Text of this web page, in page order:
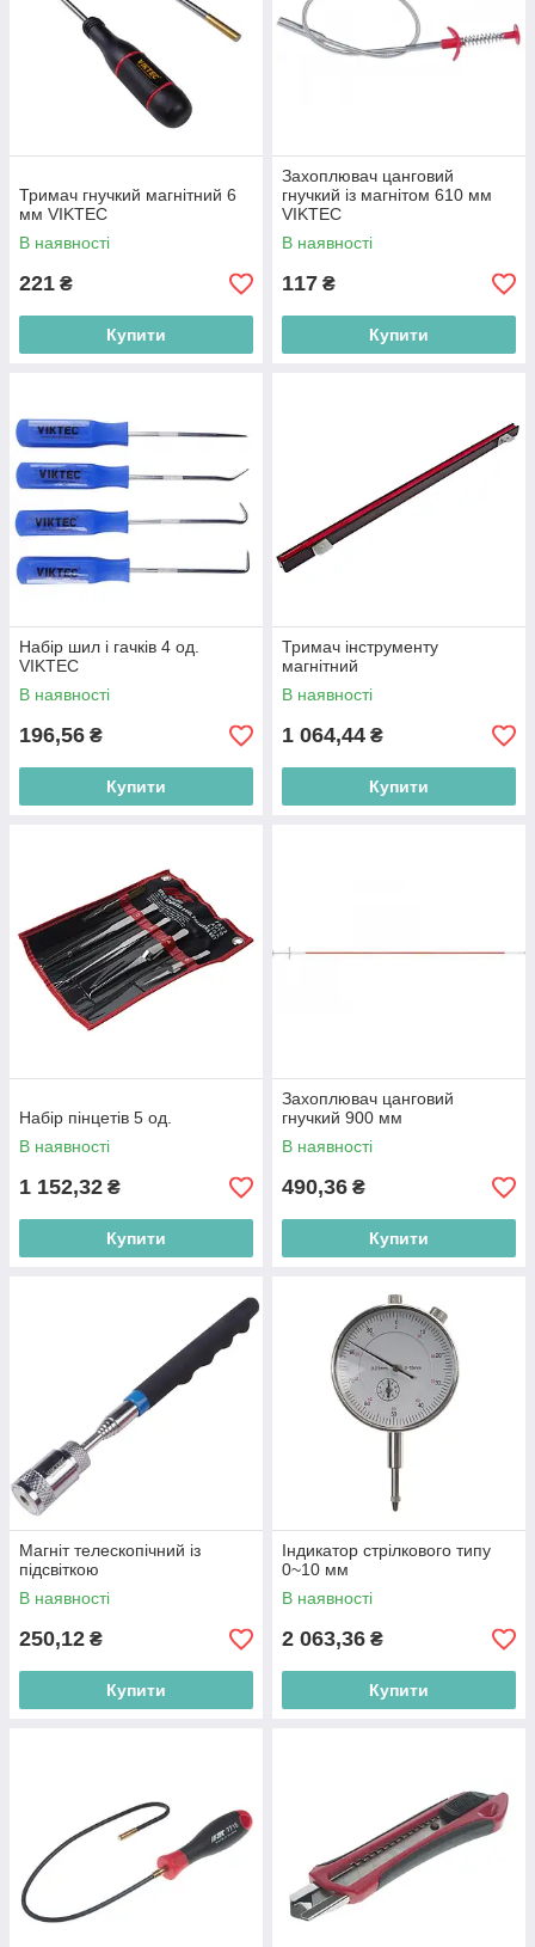
Тримач гнучкий магнітний 6
мм VIKTEC
В наявності
221 ₴
Купити
Захоплювач цанговий
гнучкий із магнітом 610 мм
VIKTEC
В наявності
117 ₴
Купити
Набір шил і гачків 4 од.
VIKTEC
В наявності
196,56 ₴
Купити
Тримач інструменту
магнітний
В наявності
1 064,44 ₴
Купити
Набір пінцетів 5 од.
В наявності
1 152,32 ₴
Купити
Захоплювач цанговий
гнучкий 900 мм
В наявності
490,36 ₴
Купити
Магніт телескопічний із
підсвіткою
В наявності
250,12 ₴
Купити
Індикатор стрілкового типу
0~10 мм
В наявності
2 063,36 ₴
Купити